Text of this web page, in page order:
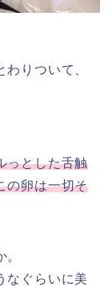
りついて、
っとした舌触
の卵は一切そ
なぐらいに美